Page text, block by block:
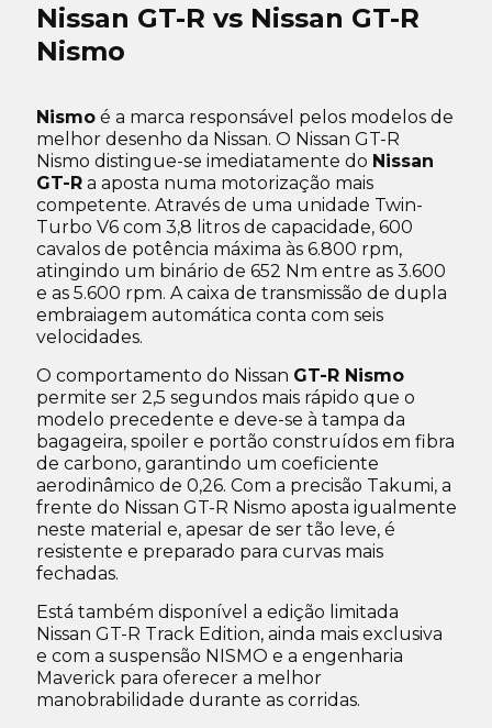
Nissan GT-R vs Nissan GT-R
Nismo
Nismoé a marca responsável pelos modelos de
melhor desenho da Nissan. O Nissan GT-R
Nismo distingue-se imediatamente do Nissan
GT-Ra aposta numa motorização mais
competente. Através de uma unidade Twin-
Turbo V6 com 3,8 litros de capacidade, 600
cavalos de potência máxima às 6.800 rpm,
atingindo um binário de 652 Nm entre as 3.600
e as 5.600 rpm. A caixa de transmissão de dupla
embraiagem automática conta com seis
velocidades.
O comportamento do Nissan GT-R Nismo
permite ser 2,5 segundos mais rápido que o
modelo precedente e deve-se à tampa da
bagageira, spoiler e portão construídos em fibra
de carbono, garantindo um coeficiente
aerodinâmico de 0,26. Com a precisão Takumi, a
frente do Nissan GT-R Nismo aposta igualmente
neste material e, apesar de ser tão leve, é
resistente e preparado para curvas mais
fechadas.
Está também disponível a edição limitada
Nissan GT-R Track Edition, ainda mais exclusiva
e com a suspensão NISMO e a engenharia
Maverick para oferecer a melhor
manobrabilidade durante as corridas.